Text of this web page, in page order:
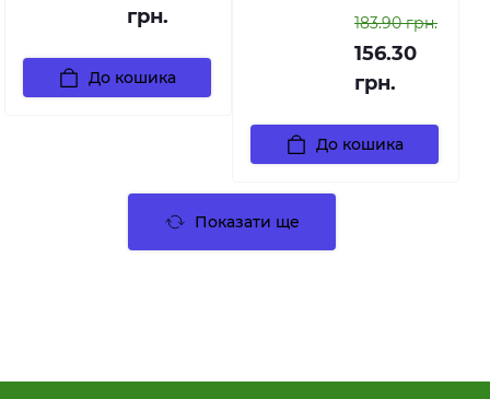
грн.
До кошика
183.90 грн.
156.30
грн.
До кошика
Показати ще